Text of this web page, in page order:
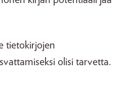
tietokirjojen
olisi tarvetta.